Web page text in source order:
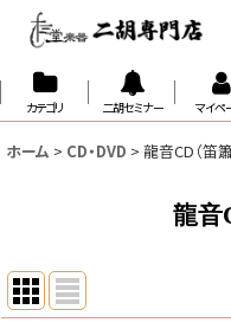
カテゴリ 二胡セミナー マイペ
ホーム > CD・DVD > 龍音CD（笛簫
龍音